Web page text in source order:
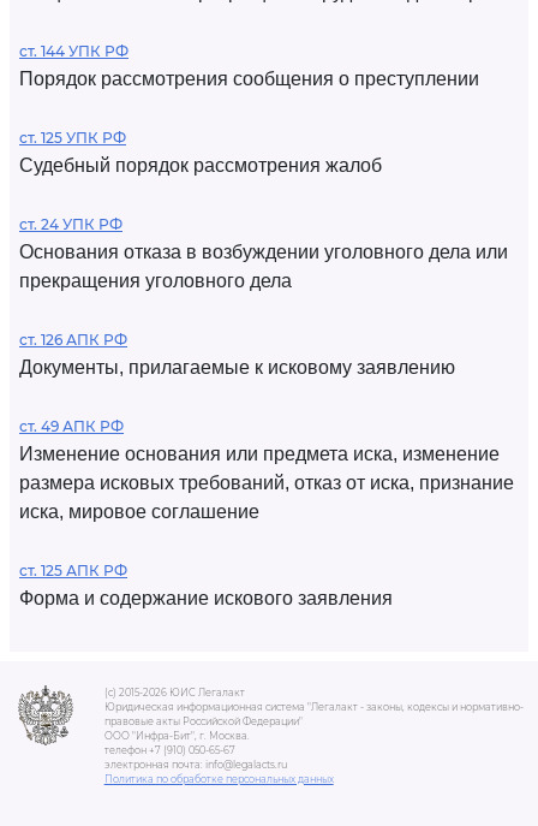
ст. 144 УПК РФ
Порядок рассмотрения сообщения о преступлении
ст. 125 УПК РФ
Судебный порядок рассмотрения жалоб
ст. 24 УПК РФ
Основания отказа в возбуждении уголовного дела или
прекращения уголовного дела
ст. 126 АПК РФ
Документы, прилагаемые к исковому заявлению
ст. 49 АПК РФ
Изменение основания или предмета иска, изменение
размера исковых требований, отказ от иска, признание
иска, мировое соглашение
ст. 125 АПК РФ
Форма и содержание искового заявления
(c) 2015-2026 ЮИС Легалакт
Юридическая информационная система "Легалакт - законы, кодексы и нормативно-
правовые акты Российской Федерации"
ООО "Инфра-Бит", г. Москва.
телефон +7 (910) 050-65-67
электронная почта: info@legalacts.ru
Политика по обработке персональных данных